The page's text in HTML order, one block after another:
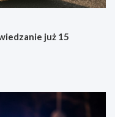
już 15